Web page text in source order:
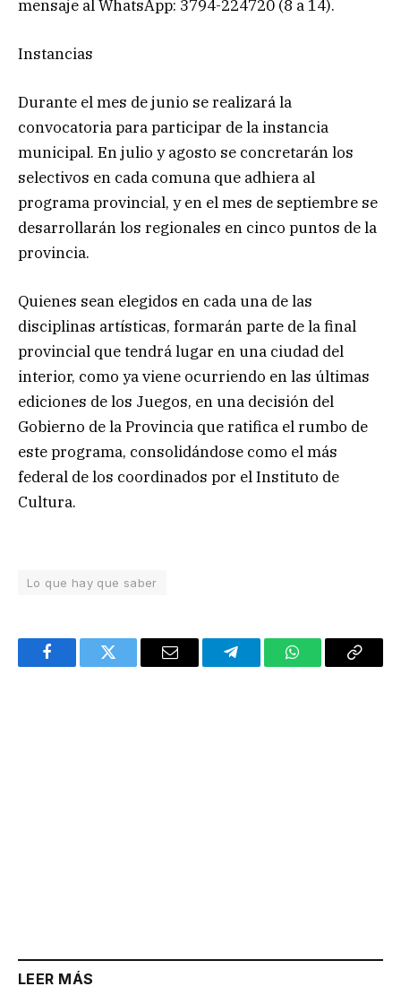
mensaje al WhatsApp: 3794-224720 (8 a 14).
Instancias
Durante el mes de junio se realizará la
convocatoria para participar de la instancia
municipal. En julio y agosto se concretarán los
selectivos en cada comuna que adhiera al
programa provincial, y en el mes de septiembre se
desarrollarán los regionales en cinco puntos de la
provincia.
Quienes sean elegidos en cada una de las
disciplinas artísticas, formarán parte de la final
provincial que tendrá lugar en una ciudad del
interior, como ya viene ocurriendo en las últimas
ediciones de los Juegos, en una decisión del
Gobierno de la Provincia que ratifica el rumbo de
este programa, consolidándose como el más
federal de los coordinados por el Instituto de
Cultura.
Lo que hay que saber
FacebookTwitter Email TelegramWhatsAppCopy
LEER MÁS